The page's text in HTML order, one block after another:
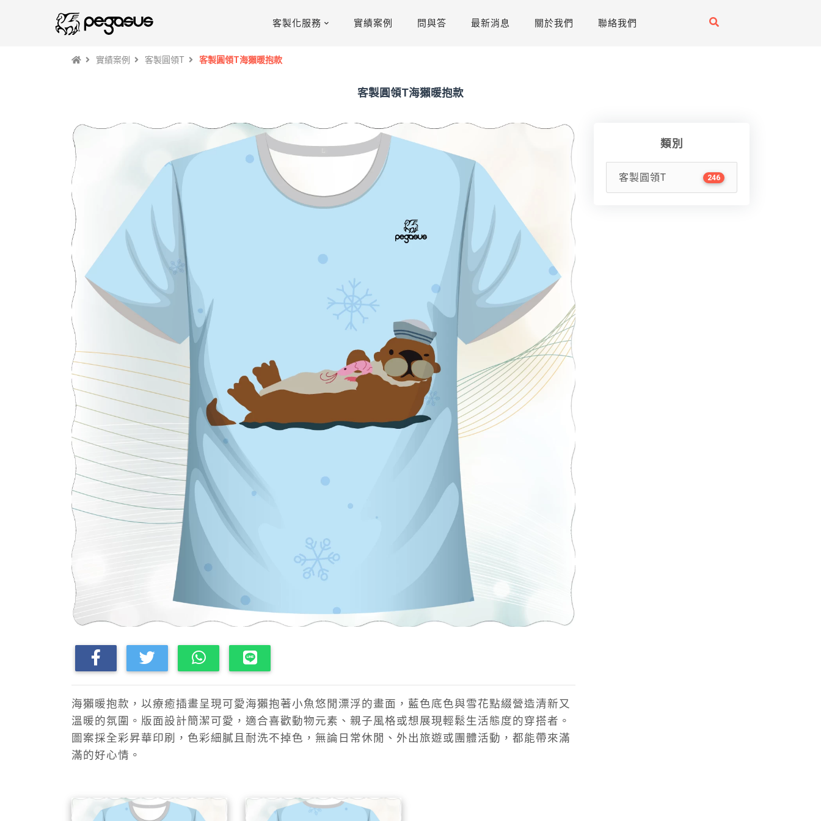
客製化服務 實績案例 問與答 最新消息 關於我們 聯絡我們
實績案例 客製圓領T 客製圓領T海獺暖抱款
客製圓領T海獺暖抱款
海獺暖抱款，以療癒插畫呈現可愛海獺抱著小魚悠閒漂浮的畫面，藍色底色與雪花點綴營造清新又
溫暖的氛圍。版面設計簡潔可愛，適合喜歡動物元素、親子風格或想展現輕鬆生活態度的穿搭者。
圖案採全彩昇華印刷，色彩細膩且耐洗不掉色，無論日常休閒、外出旅遊或團體活動，都能帶來滿
滿的好心情。
類別
客製圓領T 246